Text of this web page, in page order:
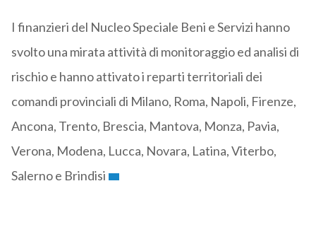
I finanzieri del Nucleo Speciale Beni e Servizi hanno
svolto una mirata attività di monitoraggio ed analisi di
rischio e hanno attivato i reparti territoriali dei
comandi provinciali di Milano, Roma, Napoli, Firenze,
Ancona, Trento, Brescia, Mantova, Monza, Pavia,
Verona, Modena, Lucca, Novara, Latina, Viterbo,
Salerno e Brindisi